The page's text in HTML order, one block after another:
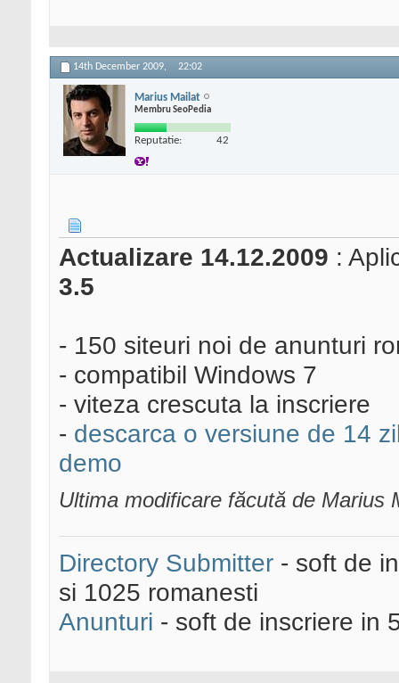
14th December 2009, 22:02
Marius Mailat
Membru SeoPedia
Reputatie: 42
Actualizare 14.12.2009 :
3.5
- 150 siteuri noi de anunturi
- compatibil Windows 7
- viteza crescuta la inscriere
- descarca o versiune de 14
demo
Ultima modificare făcută de
Directory Submitter - soft de
si 1025 romanesti
Anunturi - soft de inscriere in